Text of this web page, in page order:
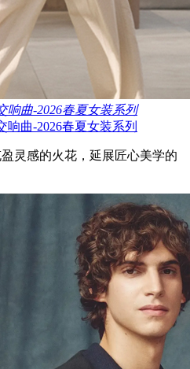
响曲-2026春夏女装系列
响曲-2026春夏女装系列
灵感的火花，延展匠心美学的